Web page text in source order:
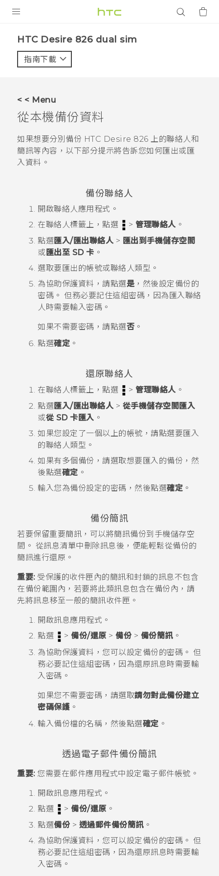
VIVE
應用程式
HTC Desire 826 dual sim‎
指南下載
< < Menu
從本機備份資料
如果想要分別備份 HTC Desire 826 上的聯絡人和
簡訊等內容，以下部分提示將告訴您如何匯出或匯
入資料。
備份聯絡人
開啟聯絡人應用程式。
在聯絡人標籤上，點選 > 管理聯絡人。
點選 匯入/匯出聯絡人> 匯出到手機儲存空間
或 匯出至 SD 卡 。
選取要匯出的帳號或聯絡人類型。
為協助保護資料，請點選是 ，然後設定備份的
密碼。 但務必要記住這組密碼，因為匯入聯絡
人時需要輸入密碼。
如果不需要密碼，請點選否 。
點選確定 。
還原聯絡人
在聯絡人標籤上，點選 > 管理聯絡人 。
點選 匯入/匯出聯絡人> 從手機儲存空間匯入
或從 SD 卡匯入 。
如果您設定了一個以上的帳號，請點選要匯入
的聯絡人類型。
如果有多個備份，請選取想要匯入的備份，然
後點選確定 。
輸入您為備份設定的密碼，然後點選確定 。
備份簡訊
若要保留重要簡訊，可以將簡訊備份到手機儲存空
間。 從訊息清單中刪除訊息後，便能輕鬆從備份的
簡訊進行還原。
重要:受保護的收件匣內的簡訊和封鎖的訊息不包含
在備份範圍內，若要將此類訊息包含在備份內，請
先將訊息移至一般的簡訊收件匣。
開啟訊息應用程式。
點選
> 備份/還原 > 備份 > 備份簡訊。
為協助保護資料，您可以設定備份的密碼。 但
務必要記住這組密碼，因為還原訊息時需要輸
入密碼。
如果您不需要密碼，請選取請勿對此備份建立
密碼保護 。
輸入備份檔的名稱，然後點選確定 。
透過電子郵件備份簡訊
重要:您需要在郵件應用程式中設定電子郵件帳號。
開啟訊息應用程式。
點選
> 備份/還原 。
點選備份 > 透過郵件備份簡訊。
為協助保護資料，您可以設定備份的密碼。 但
務必要記住這組密碼，因為還原訊息時需要輸
入密碼。